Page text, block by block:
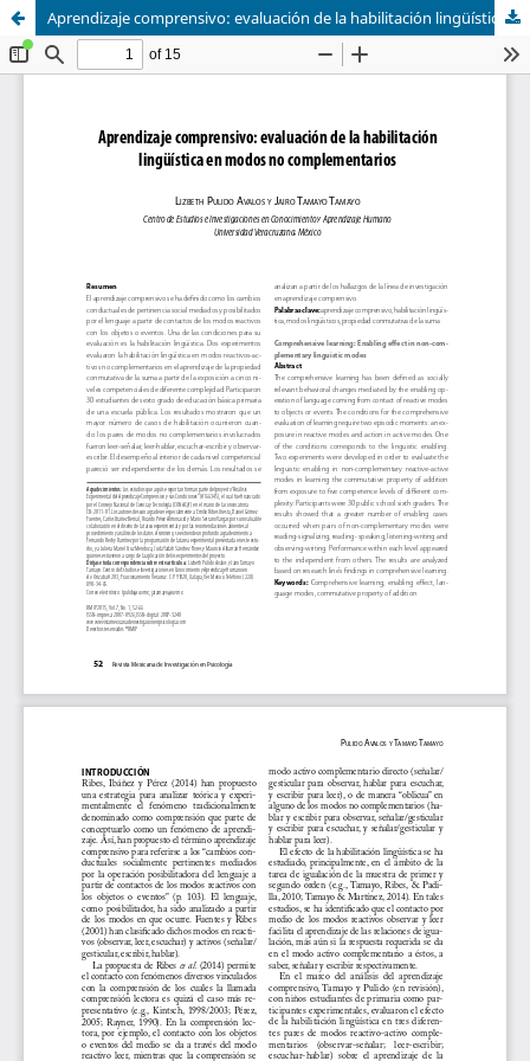
Aprendizaje comprensivo: evaluación de la habilitación lingüística en modos no complementarios